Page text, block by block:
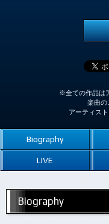
※全ての作品は
楽曲の
アーティス
Biography
LIVE
Biography